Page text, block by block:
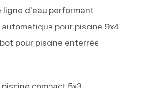
ligne d'eau performant
pour piscine 9x4
pour piscine enterrée